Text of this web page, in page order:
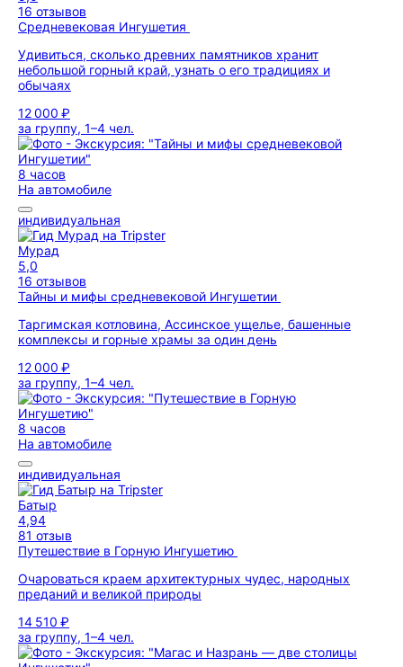
16 отзывов
Средневековая Ингушетия
Удивиться, сколько древних памятников хранит
небольшой горный край, узнать о его традициях и
обычаях
12 000 ₽
за группу, 1–4 чел.
8 часов
На автомобиле
индивидуальная
Мурад
5,0
16 отзывов
Тайны и мифы средневековой Ингушетии
Таргимская котловина, Ассинское ущелье, башенные
комплексы и горные храмы за один день
12 000 ₽
за группу, 1–4 чел.
8 часов
На автомобиле
индивидуальная
Батыр
4,94
81 отзыв
Путешествие в Горную Ингушетию
Очароваться краем архитектурных чудес, народных
преданий и великой природы
14 510 ₽
за группу, 1–4 чел.